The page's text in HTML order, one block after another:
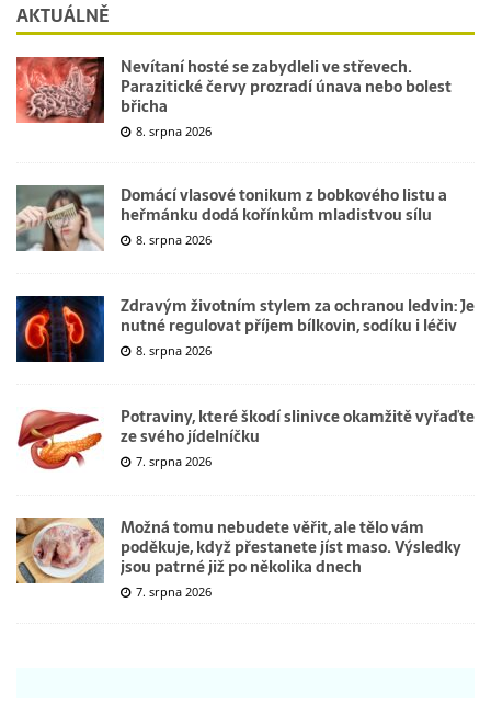
AKTUÁLNĚ
Nevítaní hosté se zabydleli ve střevech.
Parazitické červy prozradí únava nebo bolest
břicha
8. srpna 2026
Domácí vlasové tonikum z bobkového listu a
heřmánku dodá kořínkům mladistvou sílu
8. srpna 2026
Zdravým životním stylem za ochranou ledvin: Je
nutné regulovat příjem bílkovin, sodíku i léčiv
8. srpna 2026
Potraviny, které škodí slinivce okamžitě vyřaďte
ze svého jídelníčku
7. srpna 2026
Možná tomu nebudete věřit, ale tělo vám
poděkuje, když přestanete jíst maso. Výsledky
jsou patrné již po několika dnech
7. srpna 2026